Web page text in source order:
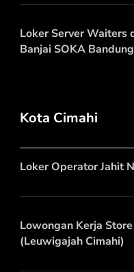
Loker Server Waiters
Banjai SOKA Bandung
Kota Cimahi
Loker Operator Jahit
Lowongan Kerja
(Leuwigajah Cimahi)